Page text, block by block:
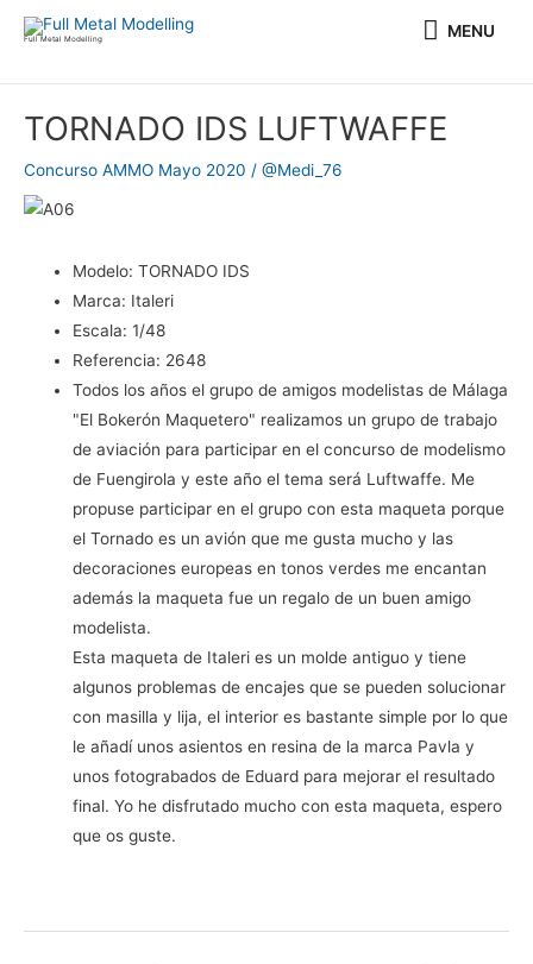
Full Metal Modelling MENU
MENU
TORNADO IDS LUFTWAFFE
Concurso AMMO Mayo 2020 / @Medi_76
Modelo: TORNADO IDS
Marca: Italeri
Escala: 1/48
Referencia: 2648
Todos los años el grupo de amigos modelistas de Málaga
"El Bokerón Maquetero" realizamos un grupo de trabajo
de aviación para participar en el concurso de modelismo
de Fuengirola y este año el tema será Luftwaffe. Me
propuse participar en el grupo con esta maqueta porque
el Tornado es un avión que me gusta mucho y las
decoraciones europeas en tonos verdes me encantan
además la maqueta fue un regalo de un buen amigo
modelista.
Esta maqueta de Italeri es un molde antiguo y tiene
algunos problemas de encajes que se pueden solucionar
con masilla y lija, el interior es bastante simple por lo que
le añadí unos asientos en resina de la marca Pavla y
unos fotograbados de Eduard para mejorar el resultado
final. Yo he disfrutado mucho con esta maqueta, espero
que os guste.